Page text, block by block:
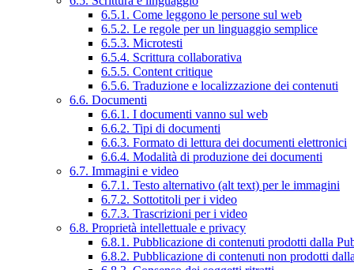
6.5.1. Come leggono le persone sul web
6.5.2. Le regole per un linguaggio semplice
6.5.3. Microtesti
6.5.4. Scrittura collaborativa
6.5.5. Content critique
6.5.6. Traduzione e localizzazione dei contenuti
6.6. Documenti
6.6.1. I documenti vanno sul web
6.6.2. Tipi di documenti
6.6.3. Formato di lettura dei documenti elettronici
6.6.4. Modalità di produzione dei documenti
6.7. Immagini e video
6.7.1. Testo alternativo (alt text) per le immagini
6.7.2. Sottotitoli per i video
6.7.3. Trascrizioni per i video
6.8. Proprietà intellettuale e privacy
6.8.1. Pubblicazione di contenuti prodotti dalla
6.8.2. Pubblicazione di contenuti non prodotti